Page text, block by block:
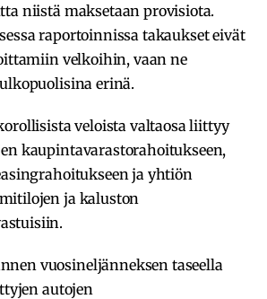
niistä maksetaan provisiota.
raportoinnissa takaukset eivät
velkoihin, vaan ne
erinä.
veloista valtaosa liittyy
kaupintavarastorahoitukseen,
ja yhtiön
ja kaluston
vuosineljänneksen taseella
autojen